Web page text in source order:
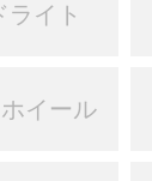
ライト
イール